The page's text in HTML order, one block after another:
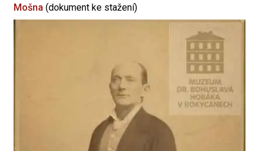
Mošna (dokument ke stažení)